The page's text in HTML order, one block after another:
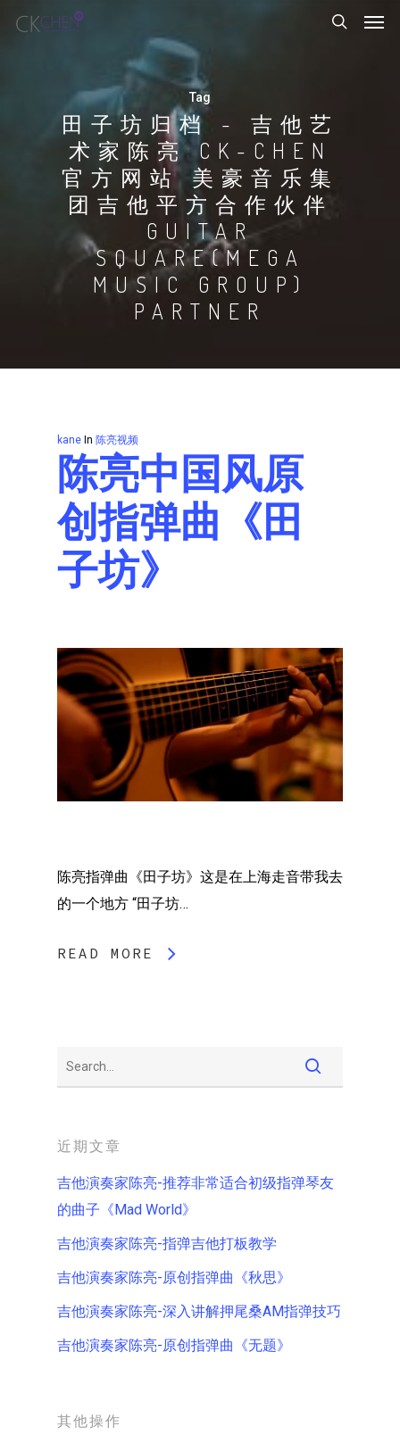
Tag
田子坊归档 - 吉他艺
术家陈亮 CK-CHEN
官方网站 美豪音乐集
团吉他平方合作伙伴
GUITAR
SQUARE(MEGA
MUSIC GROUP)
PARTNER
kane In 陈亮视频
陈亮中国风原
创指弹曲《田
子坊》
陈亮指弹曲《田子坊》这是在上海走音带我去
的一个地方 “田子坊…
READ MORE
近期文章
吉他演奏家陈亮-推荐非常适合初级指弹琴友
的曲子《Mad World》
吉他演奏家陈亮-指弹吉他打板教学
吉他演奏家陈亮-原创指弹曲《秋思》
吉他演奏家陈亮-深入讲解押尾桑AM指弹技巧
吉他演奏家陈亮-原创指弹曲《无题》
其他操作